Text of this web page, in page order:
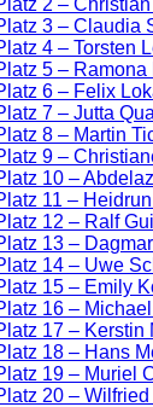
2 –
3 – Claudia
4 – Torsten
5 –
6 – Felix
7 – Jutta
8 – Martin
9 –
10 –
11 –
12 – Ralf
13 –
14 – Uwe
15 – Emily
16 –
17 – Kerstin
18 – Hans
19 – Muriel
20 –